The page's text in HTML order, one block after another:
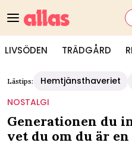
LIVSÖDEN TRÄDGÅRD
Lästips: Hemtjänsthaveriet
NOSTALGI
Generationen du
vet du om du är